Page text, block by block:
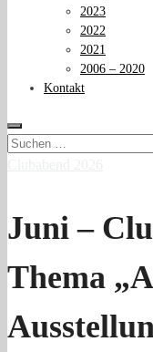
2023
2022
2021
2006 – 2020
Kontakt
Suchen
Juni –
Thema